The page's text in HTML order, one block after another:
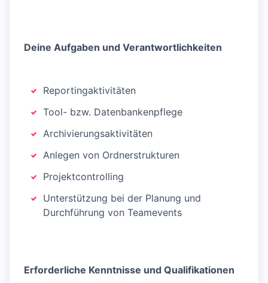
Deine Aufgaben und Verantwortlichkeiten
Reportingaktivitäten
Tool- bzw. Datenbankenpflege
Archivierungsaktivitäten
Anlegen von Ordnerstrukturen
Projektcontrolling
Unterstützung bei der Planung und
Durchführung von Teamevents
Erforderliche Kenntnisse und Qualifikationen